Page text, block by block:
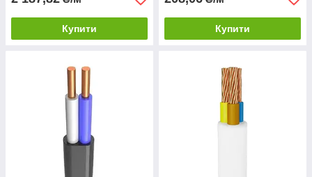
Купити Купити